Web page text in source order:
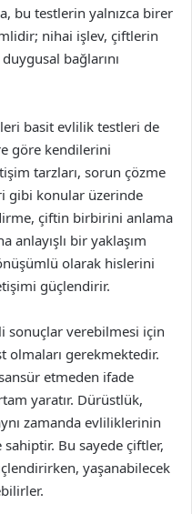
bu testlerin yalnızca birer
nihai işlev, çiftlerin
bağlarını
basit evlilik testleri de
göre kendilerini
tarzları, sorun çözme
gibi konular üzerinde
çiftin birbirini anlama
anlayışlı bir yaklaşım
olarak hislerini
güçlendirir.
sonuçlar verebilmesi için
olmaları gerekmektedir.
etmeden ifade
yaratır. Dürüstlük,
zamanda evliliklerinin
Bu sayede çiftler,
yaşanabilecek